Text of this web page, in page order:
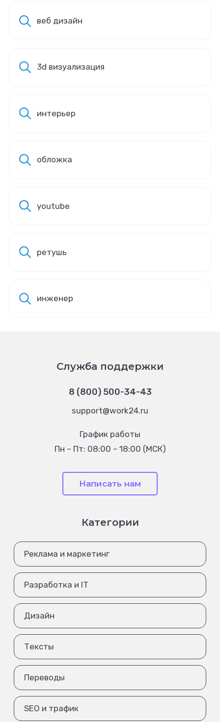
веб дизайн
3d визуализация
интерьер
обложка
youtube
ретушь
инженер
Служба поддержки
8 (800) 500-34-43
support@work24.ru
График работы
Пн – Пт: 08:00 – 18:00 (МСК)
Написать нам
Категории
Реклама и маркетинг
Разработка и IT
Дизайн
Тексты
Переводы
SEO и трафик